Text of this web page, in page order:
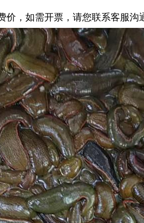
价，如需开票，请您联系客服沟